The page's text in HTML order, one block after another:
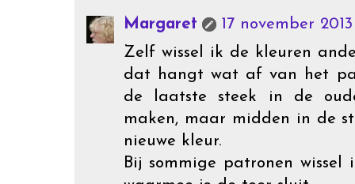
Margaret
17 november
Zelf wissel ik de kleuren
dat hangt wat af van het
de laatste steek in de
maken, maar midden in de
nieuwe kleur.
Bij sommige patronen